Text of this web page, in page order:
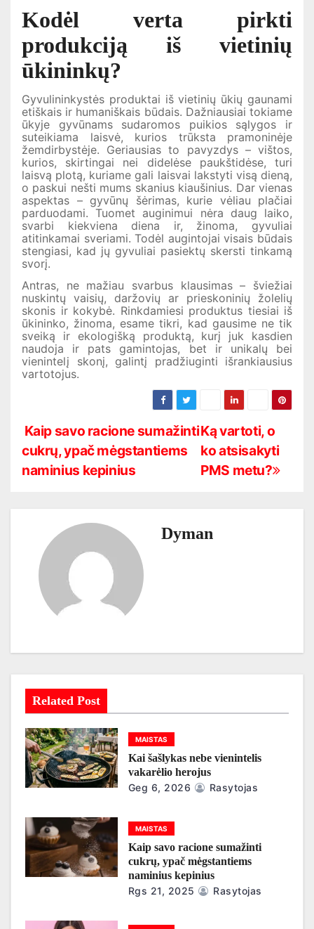
Kodėl verta pirkti
produkciją iš vietinių
ūkininkų?
Gyvulininkystės produktai iš vietinių ūkių gaunami
etiškais ir humaniškais būdais. Dažniausiai tokiame
ūkyje gyvūnams sudaromos puikios sąlygos ir
suteikiama laisvė, kurios trūksta pramoninėje
žemdirbystėje. Geriausias to pavyzdys – vištos,
kurios, skirtingai nei didelėse paukštidėse, turi
laisvą plotą, kuriame gali laisvai lakstyti visą dieną,
o paskui nešti mums skanius kiaušinius. Dar vienas
aspektas – gyvūnų šėrimas, kurie vėliau plačiai
parduodami. Tuomet auginimui nėra daug laiko,
svarbi kiekviena diena ir, žinoma, gyvuliai
atitinkamai sveriami. Todėl augintojai visais būdais
stengiasi, kad jų gyvuliai pasiektų skersti tinkamą
svorį.
Antras, ne mažiau svarbus klausimas – šviežiai
nuskintų vaisių, daržovių ar prieskoninių žolelių
skonis ir kokybė. Rinkdamiesi produktus tiesiai iš
ūkininko, žinoma, esame tikri, kad gausime ne tik
sveiką ir ekologišką produktą, kurį juk kasdien
naudoja ir pats gamintojas, bet ir unikalų bei
vienintelį skonį, galintį pradžiuginti išrankiausius
vartotojus.
N
a
j
a
t
a
r
į
r
a
Ką vartoti, o
ko atsisakyti
PMS metu?
Kaip savo racione sumažinti
cukrų, ypač mėgstantiems
naminius kepinius
Dyman
Related Post
MAISTAS
Kai šašlykas nebe vienintelis
vakarėlio herojus
Geg 6, 2026
Rasytojas
MAISTAS
Kaip savo racione sumažinti
cukrų, ypač mėgstantiems
naminius kepinius
Rgs 21, 2025
Rasytojas